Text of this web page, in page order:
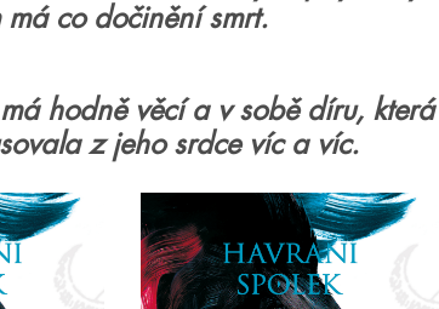
co dočinění smrt.
hodně věcí a v sobě díru, která
z jeho srdce víc a víc.